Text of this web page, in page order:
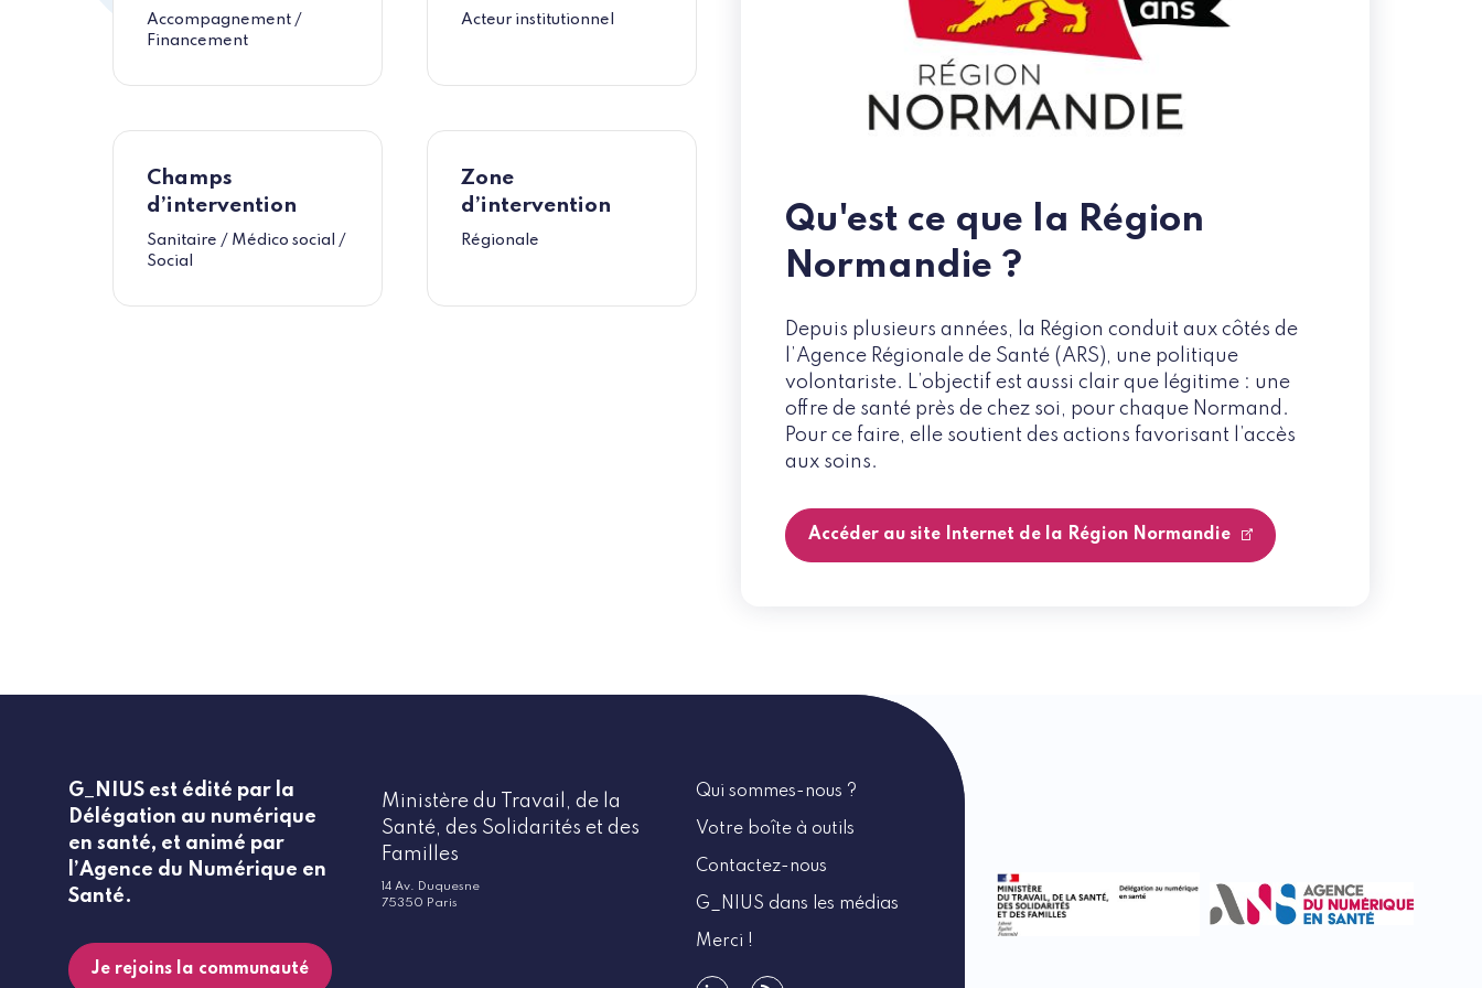
Accompagnement /
Financement
Acteur institutionnel
Champs
d’intervention
Sanitaire / Médico social /
Social
Zone
d’intervention
Régionale
Qu'est ce que la Région
Normandie ?
Depuis plusieurs années, la Région conduit aux côtés de
l’Agence Régionale de Santé (ARS), une politique
volontariste. L’objectif est aussi clair que légitime : une
offre de santé près de chez soi, pour chaque Normand.
Pour ce faire, elle soutient des actions favorisant l’accès
aux soins.
Accéder au site Internet de la Région Normandie
G_NIUS est édité par la
Délégation au numérique
en santé, et animé par
l’Agence du Numérique en
Santé.
Je rejoins la communauté
Ministère du Travail, de la
Santé, des Solidarités et des
Familles
14 Av. Duquesne
75350 Paris
Qui sommes-nous ?
Votre boîte à outils
Contactez-nous
G_NIUS dans les médias
Merci !